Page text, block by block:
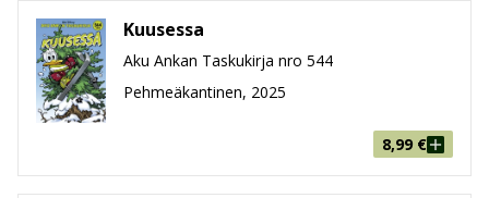
Kuusessa
Aku Ankan Taskukirja nro 544
Pehmeäkantinen, 2025
8,99 €